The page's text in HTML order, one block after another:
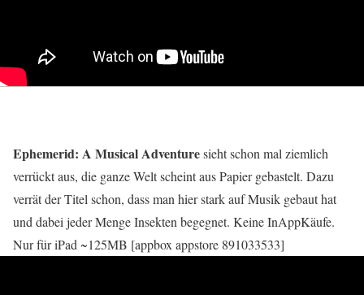
Ephemerid: A Musical Adventuresieht schon mal ziemlich
verrückt aus, die ganze Welt scheint aus Papier gebastelt. Dazu
verrät der Titel schon, dass man hier stark auf Musik gebaut hat
und dabei jeder Menge Insekten begegnet. Keine InAppKäufe.
Nur für iPad ~125MB [appbox appstore 891033533]